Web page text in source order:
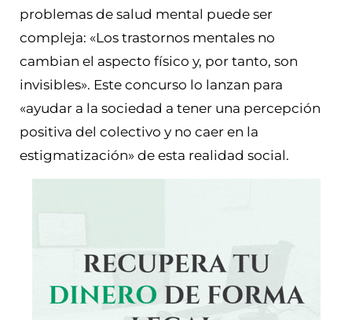
problemas de salud mental puede ser
compleja: «Los trastornos mentales no
cambian el aspecto físico y, por tanto, son
invisibles». Este concurso lo lanzan para
«ayudar a la sociedad a tener una percepción
positiva del colectivo y no caer en la
estigmatización» de esta realidad social.